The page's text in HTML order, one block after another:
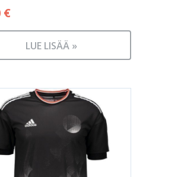
€
LUE LISÄÄ »